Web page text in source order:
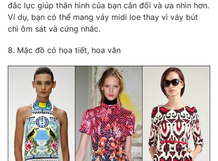
đắc lực giúp thân hình của bạn cân đối và ưa nhìn hơn.
Ví dụ, bạn có thể mang váy midi loe thay vì váy bút
chì ôm sát và cứng nhắc.
8. Mặc đồ có họa tiết, hoa văn